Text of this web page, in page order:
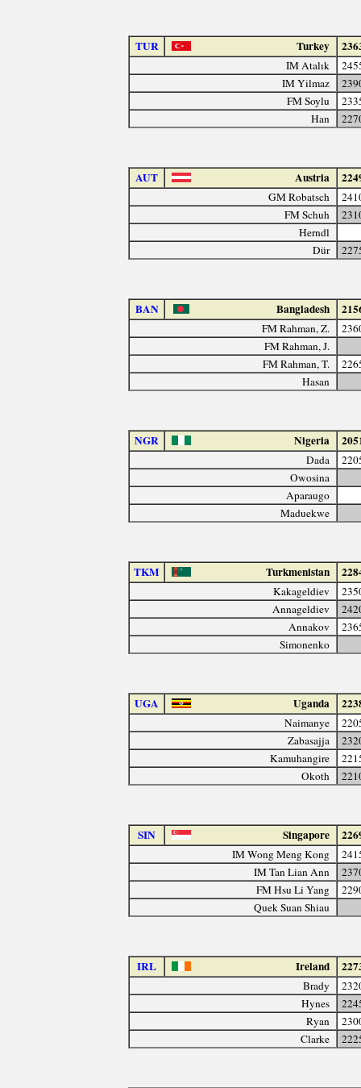
TUR Turkey
IM Atalık
IM Yilmaz
FM Soylu
Han
AUT Austria
GM Robatsch
FM Schuh
Herndl
Dür
BAN Bangladesh
FM Rahman, Z.
FM Rahman, J.
FM Rahman, T.
Hasan
NGR Nigeria
Dada
Owosina
Aparaugo
Maduekwe
TKM Turkmenistan
Kakageldiev
Annageldiev
Annakov
Simonenko
UGA Uganda
Naimanye
Zabasajja
Kamuhangire
Okoth
SIN Singapore
IM Wong Meng Kong
IM Tan Lian Ann
FM Hsu Li Yang
Quek Suan Shiau
IRL Ireland
Brady
Hynes
Ryan
Clarke